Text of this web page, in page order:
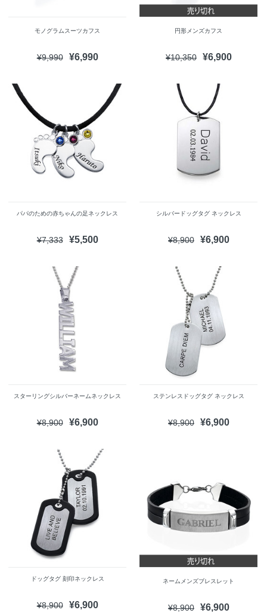
モノグラムスーツカフス
¥9,990 ¥6,990
円形メンズカフス
¥10,350 ¥6,900
パパのための赤ちゃんの足ネックレス
¥7,333 ¥5,500
シルバードッグタグ ネックレス
¥8,900 ¥6,900
スターリングシルバーネームネックレス
¥8,900 ¥6,900
ステンレスドッグタグ ネックレス
¥8,900 ¥6,900
ドッグタグ 刻印ネックレス
¥8,900 ¥6,900
ネームメンズブレスレット
¥8,900 ¥6,900